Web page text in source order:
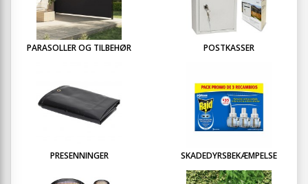
PARASOLLER OG TILBEHØR POSTKASSER
PRESENNINGER SKADEDYRSBEKÆMPELSE